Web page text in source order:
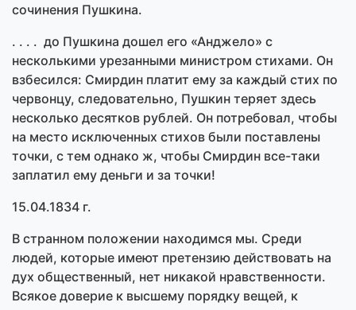
сочинения Пушкина.
. . . . до Пушкина дошел его «Анджело» с
несколькими урезанными министром стихами. Он
взбесился: Смирдин платит ему за каждый стих по
червонцу, следовательно, Пушкин теряет здесь
несколько десятков рублей. Он потребовал, чтобы
на место исключенных стихов были поставлены
точки, с тем однако ж, чтобы Смирдин все-таки
заплатил ему деньги и за точки!
15.04.1834 г.
В странном положении находимся мы. Среди
людей, которые имеют претензию действовать на
дух общественный, нет никакой нравственности.
Всякое доверие к высшему порядку вещей, к